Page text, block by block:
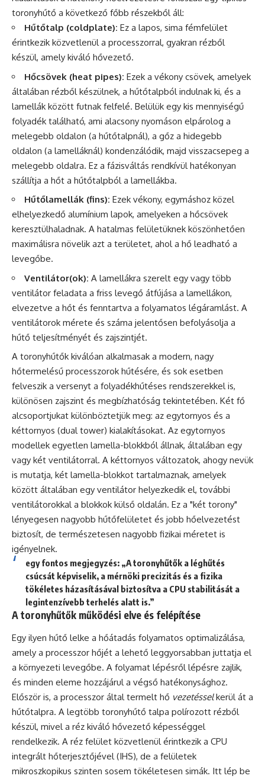
toronyhűtő a következő főbb részekből áll:
Hűtőtalp (coldplate): Ez a lapos, sima fémfelület
érintkezik közvetlenül a processzorral, gyakran rézből
készül, amely kiváló hővezető.
Hőcsövek (heat pipes): Ezek a vékony csövek, amelyek
általában rézből készülnek, a hűtőtalpból indulnak ki, és a
lamellák között futnak felfelé. Belülük egy kis mennyiségű
folyadék található, ami alacsony nyomáson elpárolog a
melegebb oldalon (a hűtőtalpnál), a gőz a hidegebb
oldalon (a lamelláknál) kondenzálódik, majd visszacsepeg a
melegebb oldalra. Ez a fázisváltás rendkívül hatékonyan
szállítja a hőt a hűtőtalpból a lamellákba.
Hűtőlamellák (fins): Ezek vékony, egymáshoz közel
elhelyezkedő alumínium lapok, amelyeken a hőcsövek
keresztülhaladnak. A hatalmas felületüknek köszönhetően
maximálisra növelik azt a területet, ahol a hő leadható a
levegőbe.
Ventilátor(ok): A lamellákra szerelt egy vagy több
ventilátor feladata a friss levegő átfújása a lamellákon,
elvezetve a hőt és fenntartva a folyamatos légáramlást. A
ventilátorok mérete és száma jelentősen befolyásolja a
hűtő teljesítményét és zajszintjét.
A toronyhűtők kiválóan alkalmasak a modern, nagy
hőtermelésű processzorok hűtésére, és sok esetben
felveszik a versenyt a folyadékhűtéses rendszerekkel is,
különösen zajszint és megbízhatóság tekintetében. Két fő
alcsoportjukat különböztetjük meg: az egytornyos és a
kéttornyos (dual tower) kialakításokat. Az egytornyos
modellek egyetlen lamella-blokkból állnak, általában egy
vagy két ventilátorral. A kéttornyos változatok, ahogy nevük
is mutatja, két lamella-blokkot tartalmaznak, amelyek
között általában egy ventilátor helyezkedik el, további
ventilátorokkal a blokkok külső oldalán. Ez a "két torony"
lényegesen nagyobb hűtőfelületet és jobb hőelvezetést
biztosít, de természetesen nagyobb fizikai méretet is
igényelnek.
egy fontos megjegyzés: „A toronyhűtők a léghűtés
csúcsát képviselik, a mérnöki precizitás és a fizika
tökéletes házasításával biztosítva a CPU stabilitását a
legintenzívebb terhelés alatt is.”
A toronyhűtők működési elve és felépítése
Egy ilyen hűtő lelke a hőátadás folyamatos optimalizálása,
amely a processzor hőjét a lehető leggyorsabban juttatja el
a környezeti levegőbe. A folyamat lépésről lépésre zajlik,
és minden eleme hozzájárul a végső hatékonysághoz.
Először is, a processzor által termelt hő vezetésselkerül át a
hűtőtalpra. A legtöbb toronyhűtő talpa polírozott rézből
készül, mivel a réz kiváló hővezető képességgel
rendelkezik. A réz felület közvetlenül érintkezik a CPU
integrált hőterjesztőjével (IHS), de a felületek
mikroszkopikus szinten sosem tökéletesen simák. Itt lép be